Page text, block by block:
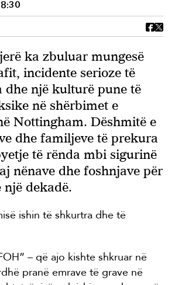
ka zbuluar mungesë
incidente serioze të
dhe një kulturë pune të
në shërbimet e
Nottingham. Dëshmitë e
dhe familjeve të prekura
të rënda mbi sigurinë
nënave dhe foshnjave për
një dekadë.
ishin të shkurtra dhe të
– që ajo kishte shkruar në
pranë emrave të grave në